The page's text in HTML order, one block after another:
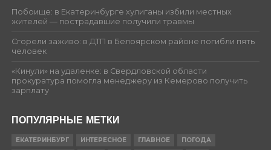
Побоище: в Екатеринбурге хулиганы избили местных
жителей — пострадавшие получили травмы
Сгорели заживо: в ДТП в Белоярском районе погибли пять
человек
«Кинули» на удаленке: в Свердловской области
прокуратура помогла менеджеру из Кемерово получить
зарплату
ПОПУЛЯРНЫЕ МЕТКИ
ЕКАТЕРИНБУРГ ИНТЕРЕСНОЕ ГЛАВНОЕ
ПОГОДА